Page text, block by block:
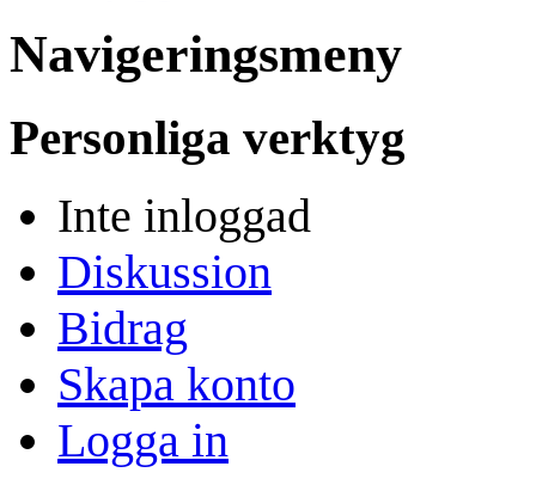
Navigeringsmeny
Personliga verktyg
Inte inloggad
Diskussion
Bidrag
Skapa konto
Logga in